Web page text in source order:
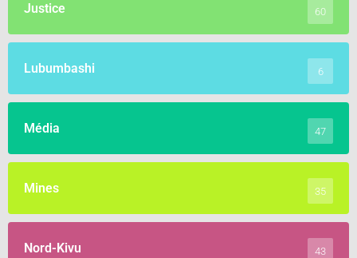
Justice 60
Lubumbashi 6
Média 47
Mines 35
Nord-Kivu 43